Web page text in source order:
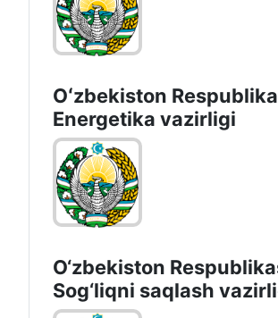
Oʻzbekiston
Energetika vazirligi
O‘zbеkistоn
Sоg‘liqni saqlash